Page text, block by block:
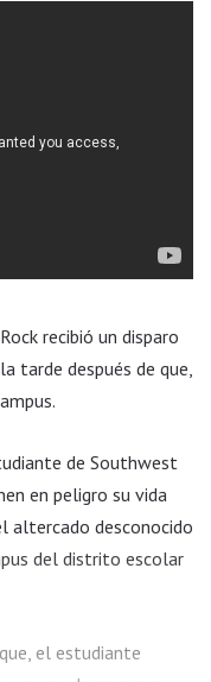
recibió un disparo
tarde después de que,
de Southwest
en peligro su vida
altercado desconocido
del distrito escolar
el estudiante